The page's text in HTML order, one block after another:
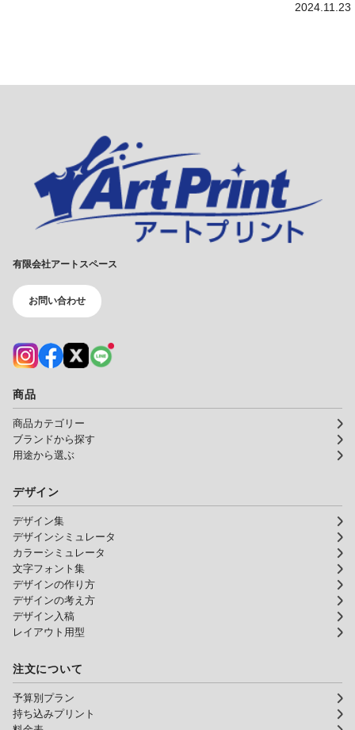
2024.11.23
有限会社アートスペース
お問い合わせ
商品
商品カテゴリー
ブランドから探す
用途から選ぶ
デザイン
デザイン集
デザインシミュレータ
カラーシミュレータ
文字フォント集
デザインの作り方
デザインの考え方
デザイン入稿
レイアウト用型
注文について
予算別プラン
持ち込みプリント